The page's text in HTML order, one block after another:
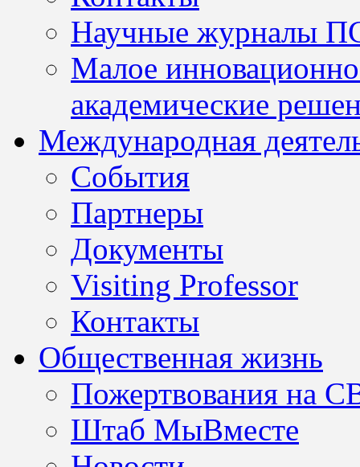
Научные журналы
Малое
академические
Международная
События
Партнеры
Документы
Visiting Professor
Контакты
Общественная жизнь
Пожертвования на
Штаб МыВместе